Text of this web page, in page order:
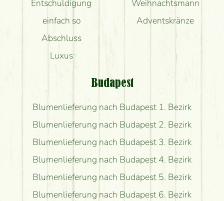
Entschuldigung
einfach so
Abschluss
Luxus
Weihnachtsmann
Adventskränze
Budapest
Blumenlieferung nach Budapest 1. Bezirk
Blumenlieferung nach Budapest 2. Bezirk
Blumenlieferung nach Budapest 3. Bezirk
Blumenlieferung nach Budapest 4. Bezirk
Blumenlieferung nach Budapest 5. Bezirk
Blumenlieferung nach Budapest 6. Bezirk